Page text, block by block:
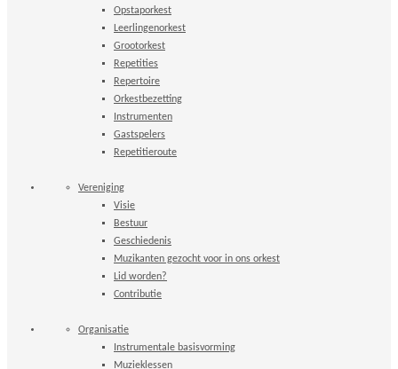
Opstaporkest
Leerlingenorkest
Grootorkest
Repetities
Repertoire
Orkestbezetting
Instrumenten
Gastspelers
Repetitieroute
Vereniging
Visie
Bestuur
Geschiedenis
Muzikanten gezocht voor in ons orkest
Lid worden?
Contributie
Organisatie
Instrumentale basisvorming
Muzieklessen